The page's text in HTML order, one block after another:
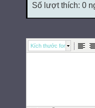
Số lượt thích: 0
Kích thước font